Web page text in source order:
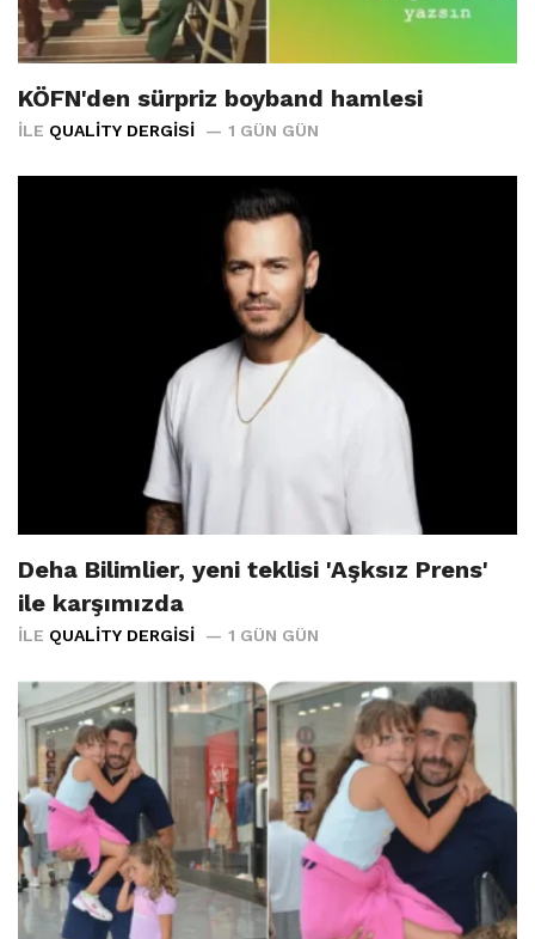
KÖFN'den sürpriz boyband hamlesi
İLE QUALITY DERGISI 1 GÜN GÜN
Deha Bilimlier, yeni teklisi 'Aşksız Prens'
ile karşımızda
İLE QUALITY DERGISI 1 GÜN GÜN